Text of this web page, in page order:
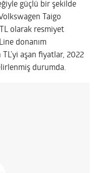
güçlü bir şekilde
Taigo
olarak resmiyet
donanım
aşan fiyatlar, 2022
durumda.